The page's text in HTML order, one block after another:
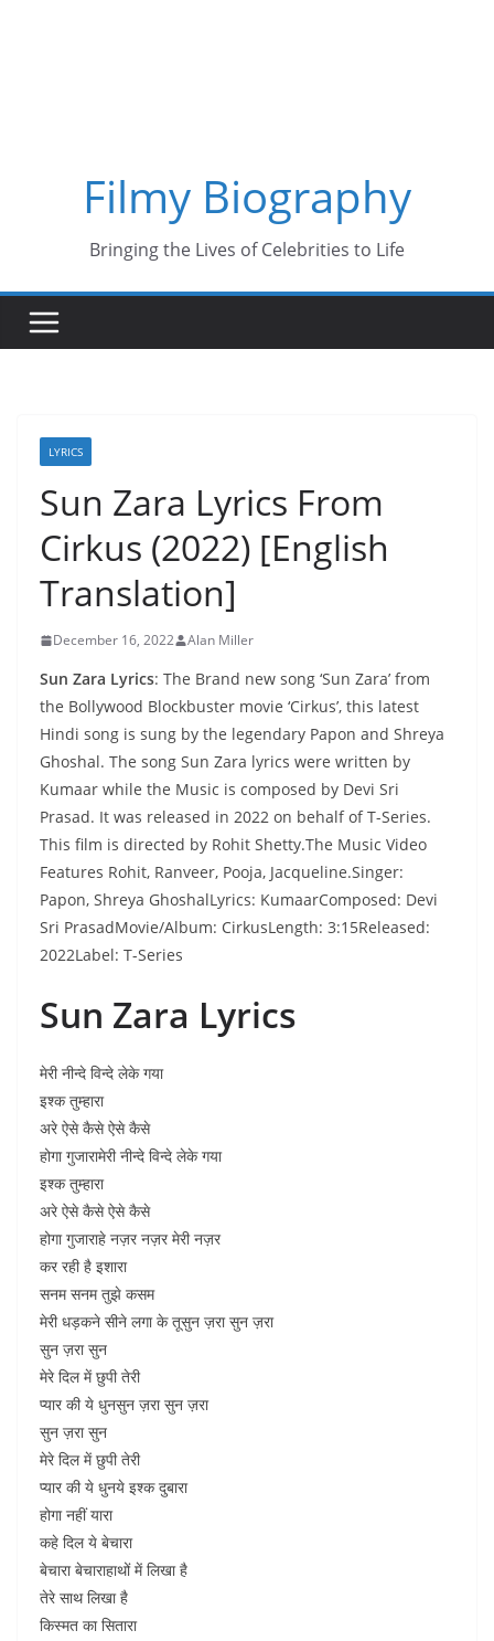
Filmy Biography
Bringing the Lives of Celebrities to Life
LYRICS
Sun Zara Lyrics From
Cirkus (2022) [English
Translation]
December 16, 2022 Alan Miller
Sun Zara Lyrics: The Brand new song ‘Sun Zara’ from
the Bollywood Blockbuster movie ‘Cirkus’, this latest
Hindi song is sung by the legendary Papon and Shreya
Ghoshal. The song Sun Zara lyrics were written by
Kumaar while the Music is composed by Devi Sri
Prasad. It was released in 2022 on behalf of T-Series.
This film is directed by Rohit Shetty.The Music Video
Features Rohit, Ranveer, Pooja, Jacqueline.Singer:
Papon, Shreya GhoshalLyrics: KumaarComposed: Devi
Sri PrasadMovie/Album: CirkusLength: 3:15Released:
2022Label: T-Series
Sun Zara Lyrics
मेरी नीन्दे विन्दे लेके गया
इश्क तुम्हारा
अरे ऐसे कैसे ऐसे कैसे
होगा गुजारामेरी नीन्दे विन्दे लेके गया
इश्क तुम्हारा
अरे ऐसे कैसे ऐसे कैसे
होगा गुजाराहे नज़र नज़र मेरी नज़र
कर रही है इशारा
सनम सनम तुझे कसम
मेरी धड़कने सीने लगा के तूसुन ज़रा सुन ज़रा
सुन ज़रा सुन
मेरे दिल में छुपी तेरी
प्यार की ये धुनसुन ज़रा सुन ज़रा
सुन ज़रा सुन
मेरे दिल में छुपी तेरी
प्यार की ये धुनये इश्क दुबारा
होगा नहीं यारा
कहे दिल ये बेचारा
बेचारा बेचाराहाथों में लिखा है
तेरे साथ लिखा है
किस्मत का सितारा